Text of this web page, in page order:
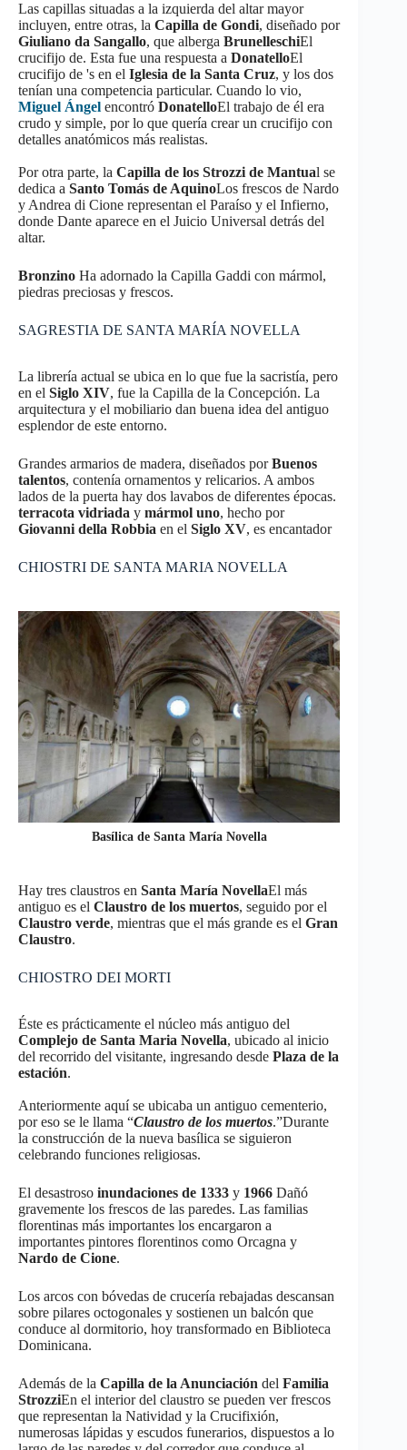
Las capillas situadas a la izquierda del altar mayor
incluyen, entre otras, la Capilla de Gondi, diseñado por
Giuliano da Sangallo, que alberga BrunelleschiEl
crucifijo de. Esta fue una respuesta a DonatelloEl
crucifijo de 's en el Iglesia de la Santa Cruz, y los dos
tenían una competencia particular. Cuando lo vio,
Miguel Ángel encontró DonatelloEl trabajo de él era
crudo y simple, por lo que quería crear un crucifijo con
detalles anatómicos más realistas.
Por otra parte, la Capilla de los Strozzi de Mantual se
dedica a Santo Tomás de AquinoLos frescos de Nardo
y Andrea di Cione representan el Paraíso y el Infierno,
donde Dante aparece en el Juicio Universal detrás del
altar.
Bronzino Ha adornado la Capilla Gaddi con mármol,
piedras preciosas y frescos.
SAGRESTIA DE SANTA MARÍA NOVELLA
La librería actual se ubica en lo que fue la sacristía, pero
en el Siglo XIV, fue la Capilla de la Concepción. La
arquitectura y el mobiliario dan buena idea del antiguo
esplendor de este entorno.
Grandes armarios de madera, diseñados porBuenos
talentos, contenía ornamentos y relicarios. A ambos
lados de la puerta hay dos lavabos de diferentes épocas.
terracota vidriada y mármol uno, hecho por
Giovanni della Robbia en el Siglo XV, es encantador
CHIOSTRI DE SANTA MARIA NOVELLA
Basílica de Santa María Novella
Hay tres claustros en Santa María NovellaEl más
antiguo es el Claustro de los muertos, seguido por el
Claustro verde, mientras que el más grande es el Gran
Claustro.
CHIOSTRO DEI MORTI
Éste es prácticamente el núcleo más antiguo del
Complejo de Santa Maria Novella, ubicado al inicio
del recorrido del visitante, ingresando desde Plaza de la
estación.
Anteriormente aquí se ubicaba un antiguo cementerio,
por eso se le llama “Claustro de los muertos.”Durante
la construcción de la nueva basílica se siguieron
celebrando funciones religiosas.
El desastroso inundaciones de 1333 y 1966 Dañó
gravemente los frescos de las paredes. Las familias
florentinas más importantes los encargaron a
importantes pintores florentinos como Orcagna y
Nardo de Cione.
Los arcos con bóvedas de crucería rebajadas descansan
sobre pilares octogonales y sostienen un balcón que
conduce al dormitorio, hoy transformado en Biblioteca
Dominicana.
Además de la Capilla de la Anunciación del Familia
StrozziEn el interior del claustro se pueden ver frescos
que representan la Natividad y la Crucifixión,
numerosas lápidas y escudos funerarios, dispuestos a lo